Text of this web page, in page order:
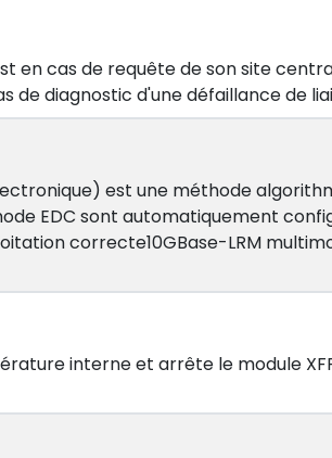
cas de requête de son site
de diagnostic d'une défaillance de
est une méthode
EDC sont automatiquement
correcte10GBase-LRM
interne et arrête le module